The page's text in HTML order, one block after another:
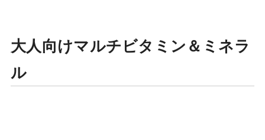
大人向けマルチビタミン＆ミネラ
ル